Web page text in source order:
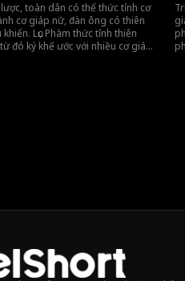
toàn dân có thể thức tỉnh cơ
cơ giáp nữ, đàn ông có thiên
Lục Phàm thức tỉnh thiên
đó ký khế ước với nhiều cơ giáp